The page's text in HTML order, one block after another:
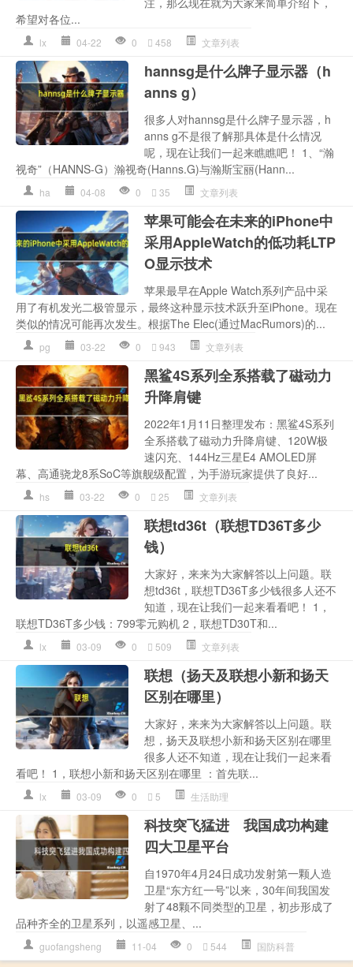
希望对各位...
lx 04-22 0 458 文章列表
hannsg是什么牌子显示器（h
anns g）
很多人对hannsg是什么牌子显示器，h
anns g不是很了解那具体是什么情况
呢，现在让我们一起来瞧瞧吧！ 1、“瀚
视奇”（HANNS-G）瀚视奇(Hanns.G)与瀚斯宝丽(Hann...
ha 04-08 0 35 文章列表
苹果可能会在未来的iPhone中
采用AppleWatch的低功耗LTP
O显示技术
苹果最早在Apple Watch系列产品中采
用了有机发光二极管显示，最终这种显示技术跃升至iPhone。现在
类似的情况可能再次发生。根据The Elec(通过MacRumors)的...
pg 03-22 0 943 文章列表
黑鲨4S系列全系搭载了磁动力
升降肩键
2022年1月11日整理发布：黑鲨4S系列
全系搭载了磁动力升降肩键、120W极
速闪充、144Hz三星E4 AMOLED屏
幕、高通骁龙8系SoC等旗舰级配置，为手游玩家提供了良好...
hs 03-22 0 25 文章列表
联想td36t（联想TD36T多少
钱）
大家好，来来为大家解答以上问题。联
想td36t，联想TD36T多少钱很多人还不
知道，现在让我们一起来看看吧！ 1，
联想TD36T多少钱：799零元购机 2，联想TD30T和...
lx 03-09 0 509 文章列表
联想（扬天及联想小新和扬天
区别在哪里）
大家好，来来为大家解答以上问题。联
想，扬天及联想小新和扬天区别在哪里
很多人还不知道，现在让我们一起来看
看吧！ 1，联想小新和扬天区别在哪里 ：首先联...
lx 03-09 0 5 生活助理
科技突飞猛进 我国成功构建
四大卫星平台
自1970年4月24日成功发射第一颗人造
卫星“东方红一号”以来，30年间我国发
射了48颗不同类型的卫星，初步形成了
品种齐全的卫星系列，以遥感卫星、...
guofangsheng 11-04 0 544 国防科普